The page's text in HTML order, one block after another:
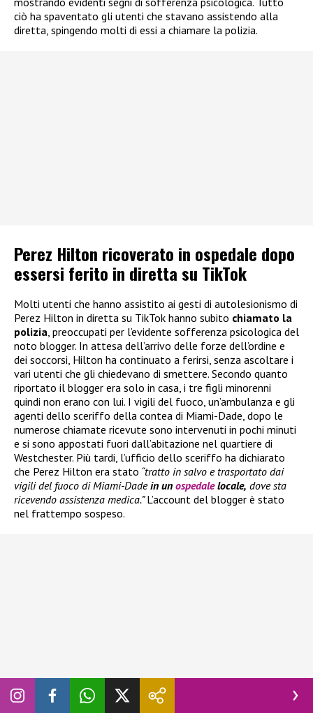
ciò ha spaventato gli utenti che stavano assistendo alla
diretta, spingendo molti di essi a chiamare la polizia.
Perez Hilton ricoverato in ospedale dopo
essersi ferito in diretta su TikTok
Molti utenti che hanno assistito ai gesti di autolesionismo di
Perez Hilton in diretta su TikTok hanno subito chiamato la
polizia, preoccupati per l’evidente sofferenza psicologica del
noto blogger. In attesa dell’arrivo delle forze dell’ordine e
dei soccorsi, Hilton ha continuato a ferirsi, senza ascoltare i
vari utenti che gli chiedevano di smettere. Secondo quanto
riportato il blogger era solo in casa, i tre figli minorenni
quindi non erano con lui. I vigili del fuoco, un’ambulanza e gli
agenti dello sceriffo della contea di Miami-Dade, dopo le
numerose chiamate ricevute sono intervenuti in pochi minuti
e si sono appostati fuori dall’abitazione nel quartiere di
Westchester. Più tardi, l’ufficio dello sceriffo ha dichiarato
che Perez Hilton era stato “tratto in salvo e trasportato dai
vigili del fuoco di Miami-Dadein un ospedalelocale, dove sta
ricevendo assistenza medica.”L’account del blogger è stato
nel frattempo sospeso.